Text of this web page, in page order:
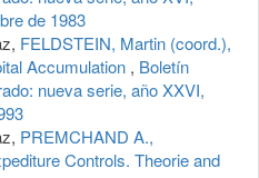
de 1983
FELDSTEIN, Martin (coord.),
Accumulation , Boletín
nueva serie, año XXVI,
PREMCHAND A.,
Controls. Theorie and